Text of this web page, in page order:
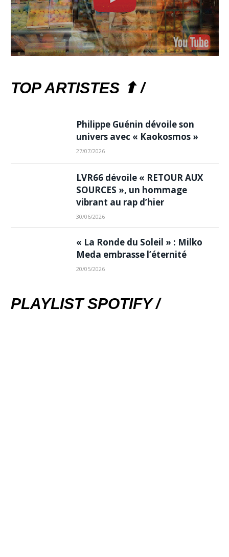
TOP ARTISTES ⬆ /
Philippe Guénin dévoile son
univers avec « Kaokosmos »
27/07/2026
LVR66 dévoile « RETOUR AUX
SOURCES », un hommage
vibrant au rap d’hier
30/06/2026
« La Ronde du Soleil » : Milko
Meda embrasse l’éternité
20/05/2026
PLAYLIST SPOTIFY /